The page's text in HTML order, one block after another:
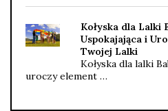
Kołyska dla Lalki
Uspokajająca i
Twojej Lalki
Kołyska dla lalki
uroczy element …